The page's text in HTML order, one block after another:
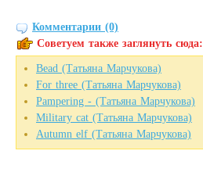
Комментарии (0)
Советуем также заглянуть сюда:
Bead (Татьяна Марчукова)
For three (Татьяна Марчукова)
Pampering - (Татьяна Марчукова)
Military cat (Татьяна Марчукова)
Autumn elf (Татьяна Марчукова)